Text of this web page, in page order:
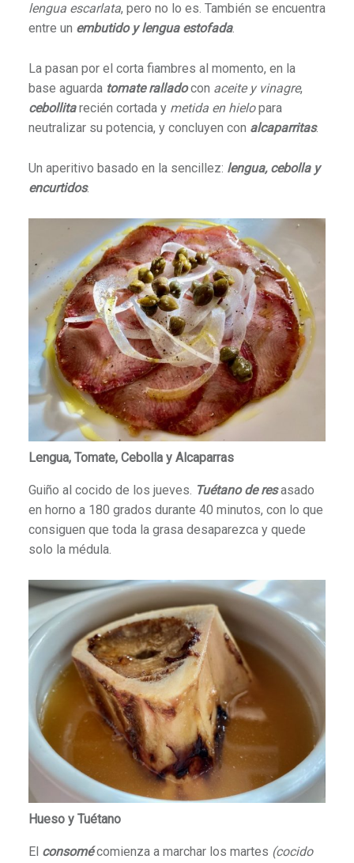
lengua escarlata, pero no lo es. También se encuentra
entre un embutido y lengua estofada.
La pasan por el corta fiambres al momento, en la
base aguarda tomate ralladocon aceite y vinagre,
cebollitarecién cortada y metida en hielopara
neutralizar su potencia, y concluyen con alcaparritas.
Un aperitivo basado en la sencillez: lengua, cebolla y
encurtidos.
Lengua, Tomate, Cebolla y Alcaparras
Guiño al cocido de los jueves. Tuétano de resasado
en horno a 180 grados durante 40 minutos, con lo que
consiguen que toda la grasa desaparezca y quede
solo la médula.
Hueso y Tuétano
El consomécomienza a marchar los martes (cocido